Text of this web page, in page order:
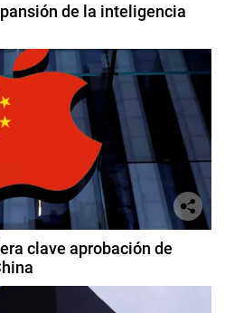
de la inteligencia
clave aprobación de